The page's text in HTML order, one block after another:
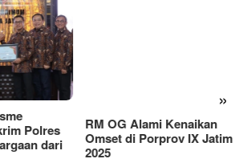
»
Polres
dari
RM OG Alami Kenaikan
Omset di Porprov IX Jatim
2025